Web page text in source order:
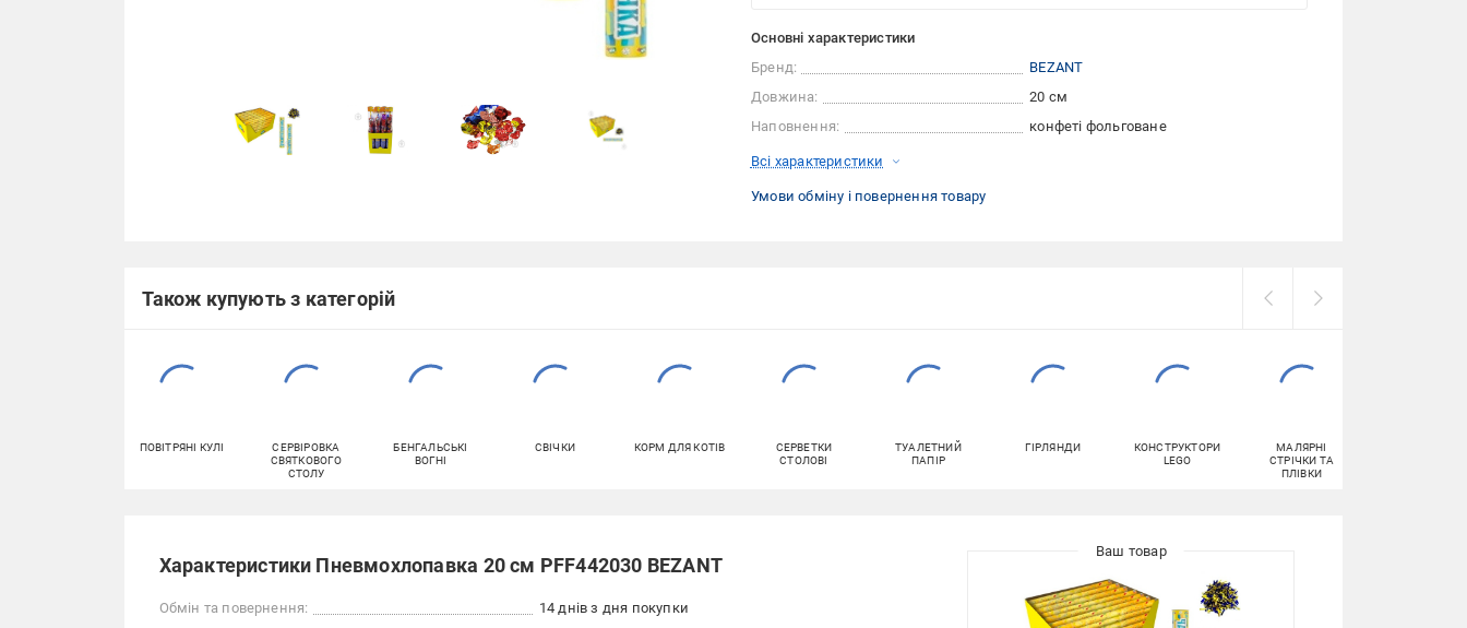
Основні характеристики
Бренд:
BEZANT
Довжина:
20 см
Наповнення:
конфеті фольговане
Всі характеристики
Умови обміну і повернення товару
Також купують з категорій
ПОВІТРЯНІ КУЛІ
СЕРВІРОВКА
СВЯТКОВОГО
СТОЛУ
БЕНГАЛЬСЬКІ
ВОГНІ
СВІЧКИ КОРМ ДЛЯ КОТІВ
СЕРВЕТКИ
СТОЛОВІ
ТУАЛЕТНИЙ
ПАПІР
ГІРЛЯНДИ
КОНСТРУКТОРИ
LEGO
МАЛЯРНІ
СТРІЧКИ ТА
ПЛІВКИ
Характеристики Пневмохлопавка 20 см PFF442030 BEZANT
Обмін та повернення: 14 днів з дня покупки